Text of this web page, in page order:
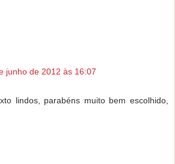
junho de 2012 às 16:07
lindos, parabéns muito bem escolhido,